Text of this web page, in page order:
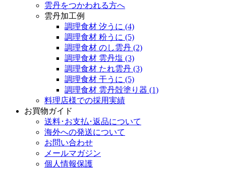
雲丹をつかわれる方へ
雲丹加工例
調理食材 汐うに (4)
調理食材 粉うに (5)
調理食材 のし雲丹 (2)
調理食材 雲丹塩 (3)
調理食材 たれ雲丹 (3)
調理食材 干うに (5)
調理食材 雲丹殻塗り器 (1)
料理店様での採用実績
お買物ガイド
送料･お支払･返品について
海外への発送について
お問い合わせ
メールマガジン
個人情報保護